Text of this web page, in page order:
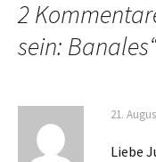
2
sein: Banales
21.
Liebe